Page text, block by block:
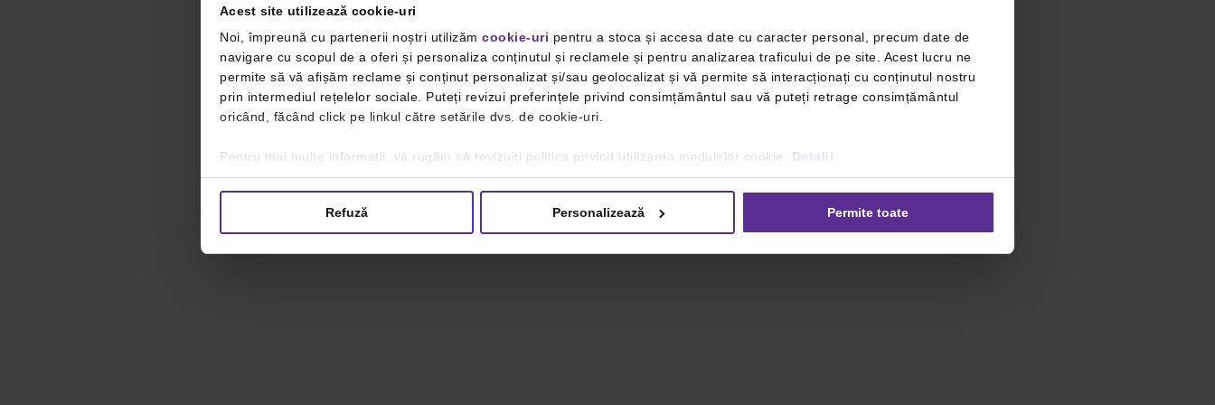
Acest site utilizează cookie-uri
Noi, împreună cu partenerii noștri utilizăm cookie-uri pentru a stoca și accesa date cu caracter personal, precum date de
navigare cu scopul de a oferi și personaliza conținutul și reclamele și pentru analizarea traficului de pe site. Acest lucru ne
permite să vă afișăm reclame și conținut personalizat și/sau geolocalizat și vă permite să interacționați cu conținutul nostru
prin intermediul rețelelor sociale. Puteți revizui preferințele privind consimțământul sau vă puteți retrage consimțământul
oricând, făcând click pe linkul către setările dvs. de cookie-uri.
Pentru mai multe informații, vă rugăm să revizuiți politica privind utilizarea modulelor cookie. Detalii
Refuză Personalizează Permite toate